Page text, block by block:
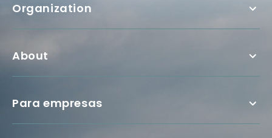
Organization
About
Para empresas